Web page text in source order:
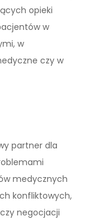
opieki
w
w
czy w
partner dla
medycznych
konfliktowych,
negocjacji